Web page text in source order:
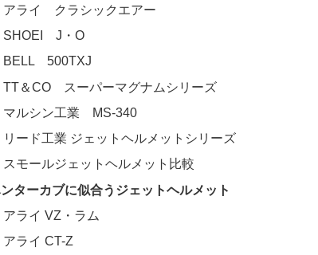
アライ クラシックエアー
SHOEI J・O
BELL 500TXJ
TT＆CO スーパーマグナムシリーズ
マルシン工業 MS-340
リード工業 ジェットヘルメットシリーズ
スモールジェットヘルメット比較
ターカブに似合うジェットヘルメット
アライ VZ・ラム
アライ CT-Z